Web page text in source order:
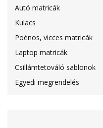
Autó matricák
Kulacs
Poénos, vicces matricák
Laptop matricák
Csillámtetováló sablonok
Egyedi megrendelés